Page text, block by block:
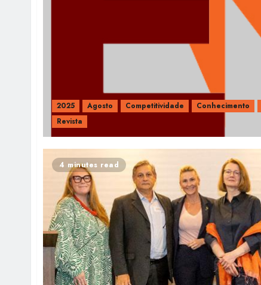
2025 Agosto Competitividade Conhecimento
Revista
4 minutes read